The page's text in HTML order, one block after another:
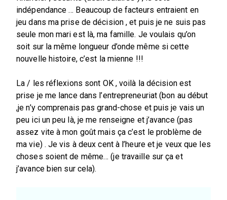
indépendance … Beaucoup de facteurs entraient en
jeu dans ma prise de décision , et puis je ne suis pas
seule mon mari est là, ma famille. Je voulais qu’on
soit sur la même longueur d’onde même si cette
nouvelle histoire, c’est la mienne !!!
La / les réflexions sont OK , voilà la décision est
prise je me lance dans l’entrepreneuriat (bon au début
,je n’y comprenais pas grand-chose et puis je vais un
peu ici un peu là, je me renseigne et j’avance (pas
assez vite à mon goût mais ça c’est le problème de
ma vie) . Je vis à deux cent à l’heure et je veux que les
choses soient de même… (je travaille sur ça et
j’avance bien sur cela).